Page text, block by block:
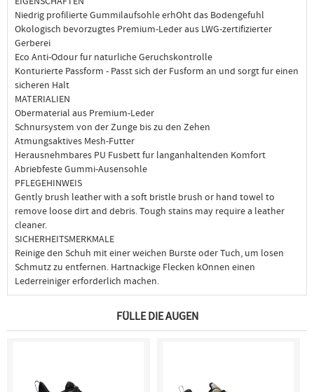
Niedrig profilierte Gummilaufsohle erhOht das Bodengefuhl
Okologisch bevorzugtes Premium-Leder aus LWG-zertifizierter
Gerberei
Eco Anti-Odour fur naturliche Geruchskontrolle
Konturierte Passform - Passt sich der Fusform an und sorgt fur einen
sicheren Halt
MATERIALIEN
Obermaterial aus Premium-Leder
Schnursystem von der Zunge bis zu den Zehen
Atmungsaktives Mesh-Futter
Herausnehmbares PU Fusbett fur langanhaltenden Komfort
Abriebfeste Gummi-Ausensohle
PFLEGEHINWEIS
Gently brush leather with a soft bristle brush or hand towel to
remove loose dirt and debris. Tough stains may require a leather
cleaner.
SICHERHEITSMERKMALE
Reinige den Schuh mit einer weichen Burste oder Tuch, um losen
Schmutz zu entfernen. Hartnackige Flecken kOnnen einen
Lederreiniger erforderlich machen.
FÜLLE DIE AUGEN